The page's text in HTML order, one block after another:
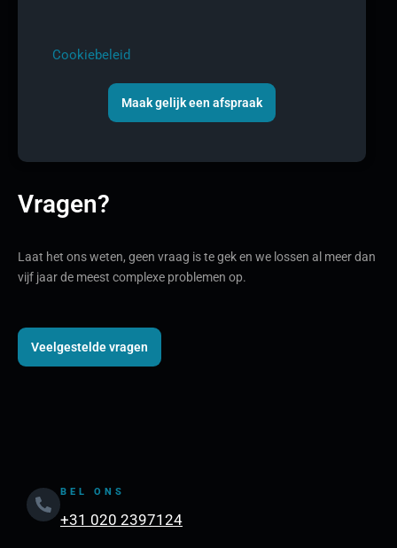
Cookiebeleid
Maak gelijk een afspraak
Vragen?
Laat het ons weten, geen vraag is te gek en we lossen al meer dan
vijf jaar de meest complexe problemen op.
Veelgestelde vragen
BEL ONS
+31 020 2397124